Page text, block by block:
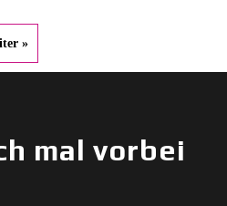
»
mal vorbei